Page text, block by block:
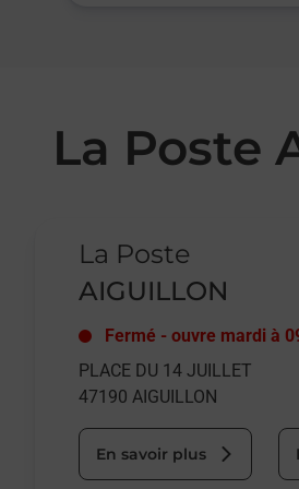
La Poste
La Poste
AIGUILLON
Fermé - ouvre mardi à
PLACE DU 14 JUILLET
47190 AIGUILLON
En savoir plus